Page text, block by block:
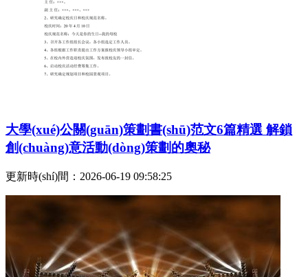
大學(xué)公關(guān)策劃書(shū)范文6篇精選 解鎖
創(chuàng)意活動(dòng)策劃的奧秘
更新時(shí)間：2026-06-19 09:58:25